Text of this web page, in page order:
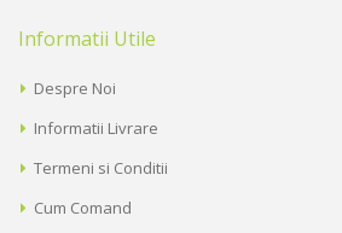
Informatii Utile
Despre Noi
Informatii Livrare
Termeni si Conditii
Cum Comand